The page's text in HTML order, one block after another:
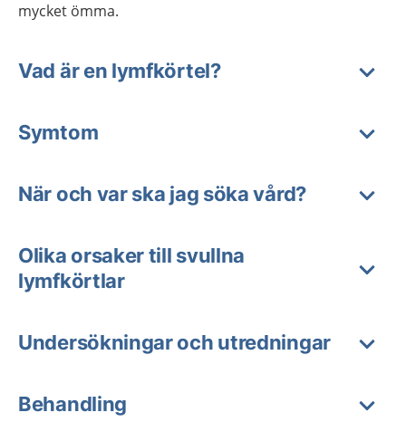
mycket ömma.
Vad är en lymfkörtel?
Symtom
När och var ska jag söka vård?
Olika orsaker till svullna
lymfkörtlar
Undersökningar och utredningar
Behandling